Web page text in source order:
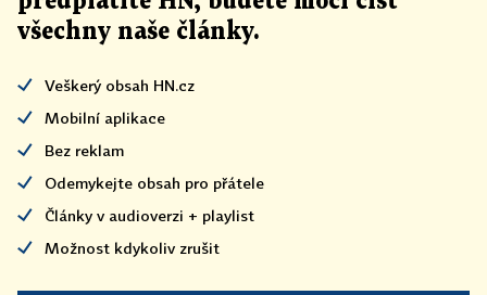
všechny naše články.
Veškerý obsah HN.cz
Mobilní aplikace
Bez reklam
Odemykejte obsah pro přátele
Články v audioverzi + playlist
Možnost kdykoliv zrušit